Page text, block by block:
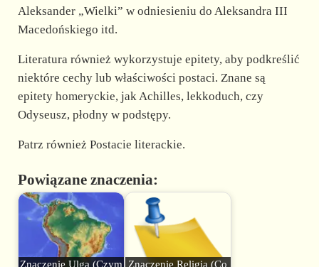
Aleksander „Wielki” w odniesieniu do Aleksandra III
Macedońskiego itd.
Literatura również wykorzystuje epitety, aby podkreślić
niektóre cechy lub właściwości postaci. Znane są
epitety homeryckie, jak Achilles, lekkoduch, czy
Odyseusz, płodny w podstępy.
Patrz również Postacie literackie.
Powiązane znaczenia:
Znaczenie Ulga (Czym Znaczenie Religia (Co